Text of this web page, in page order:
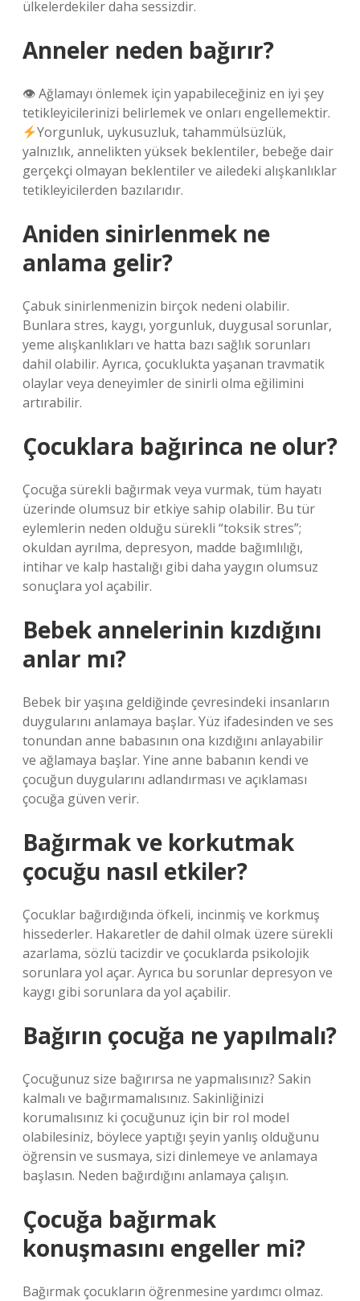
ülkelerdekiler daha sessizdir.
Anneler neden bağırır?
👁 Ağlamayı önlemek için yapabileceğiniz en iyi şey
tetikleyicilerinizi belirlemek ve onları engellemektir.
Yorgunluk, uykusuzluk, tahammülsüzlük,
yalnızlık, annelikten yüksek beklentiler, bebeğe dair
gerçekçi olmayan beklentiler ve ailedeki alışkanlıklar
tetikleyicilerden bazılarıdır.
Aniden sinirlenmek ne
anlama gelir?
Çabuk sinirlenmenizin birçok nedeni olabilir.
Bunlara stres, kaygı, yorgunluk, duygusal sorunlar,
yeme alışkanlıkları ve hatta bazı sağlık sorunları
dahil olabilir. Ayrıca, çocuklukta yaşanan travmatik
olaylar veya deneyimler de sinirli olma eğilimini
artırabilir.
Çocuklara bağırinca ne olur?
Çocuğa sürekli bağırmak veya vurmak, tüm hayatı
üzerinde olumsuz bir etkiye sahip olabilir. Bu tür
eylemlerin neden olduğu sürekli “toksik stres”;
okuldan ayrılma, depresyon, madde bağımlılığı,
intihar ve kalp hastalığı gibi daha yaygın olumsuz
sonuçlara yol açabilir.
Bebek annelerinin kızdığını
anlar mı?
Bebek bir yaşına geldiğinde çevresindeki insanların
duygularını anlamaya başlar. Yüz ifadesinden ve ses
tonundan anne babasının ona kızdığını anlayabilir
ve ağlamaya başlar. Yine anne babanın kendi ve
çocuğun duygularını adlandırması ve açıklaması
çocuğa güven verir.
Bağırmak ve korkutmak
çocuğu nasıl etkiler?
Çocuklar bağırdığında öfkeli, incinmiş ve korkmuş
hissederler. Hakaretler de dahil olmak üzere sürekli
azarlama, sözlü tacizdir ve çocuklarda psikolojik
sorunlara yol açar. Ayrıca bu sorunlar depresyon ve
kaygı gibi sorunlara da yol açabilir.
Bağırın çocuğa ne yapılmalı?
Çocuğunuz size bağırırsa ne yapmalısınız? Sakin
kalmalı ve bağırmamalısınız. Sakinliğinizi
korumalısınız ki çocuğunuz için bir rol model
olabilesiniz, böylece yaptığı şeyin yanlış olduğunu
öğrensin ve susmaya, sizi dinlemeye ve anlamaya
başlasın. Neden bağırdığını anlamaya çalışın.
Çocuğa bağırmak
konuşmasını engeller mi?
Bağırmak çocukların öğrenmesine yardımcı olmaz.